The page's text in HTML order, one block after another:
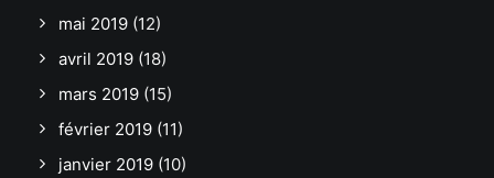
mai 2019 (12)
avril 2019 (18)
mars 2019 (15)
février 2019 (11)
janvier 2019 (10)